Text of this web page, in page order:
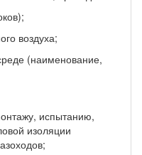
воздуха;
(наименование,
испытанию,
изоляции